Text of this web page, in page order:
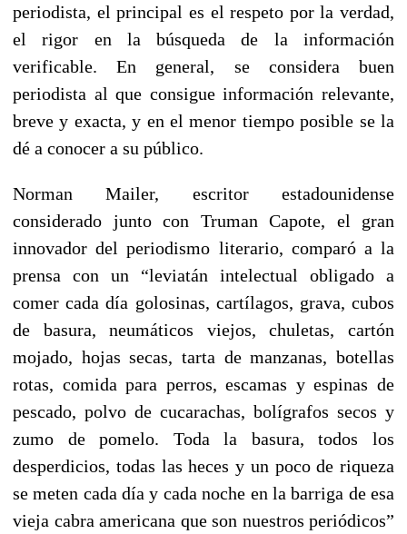
periodista, el principal es el respeto por la verdad,
el rigor en la búsqueda de la información
verificable. En general, se considera buen
periodista al que consigue información relevante,
breve y exacta, y en el menor tiempo posible se la
dé a conocer a su público.
Norman Mailer, escritor estadounidense
considerado junto con Truman Capote, el gran
innovador del periodismo literario, comparó a la
prensa con un “leviatán intelectual obligado a
comer cada día golosinas, cartílagos, grava, cubos
de basura, neumáticos viejos, chuletas, cartón
mojado, hojas secas, tarta de manzanas, botellas
rotas, comida para perros, escamas y espinas de
pescado, polvo de cucarachas, bolígrafos secos y
zumo de pomelo. Toda la basura, todos los
desperdicios, todas las heces y un poco de riqueza
se meten cada día y cada noche en la barriga de esa
vieja cabra americana que son nuestros periódicos”